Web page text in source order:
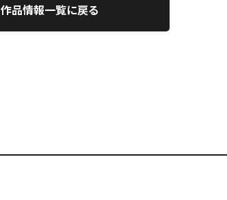
作品情報一覧に戻る